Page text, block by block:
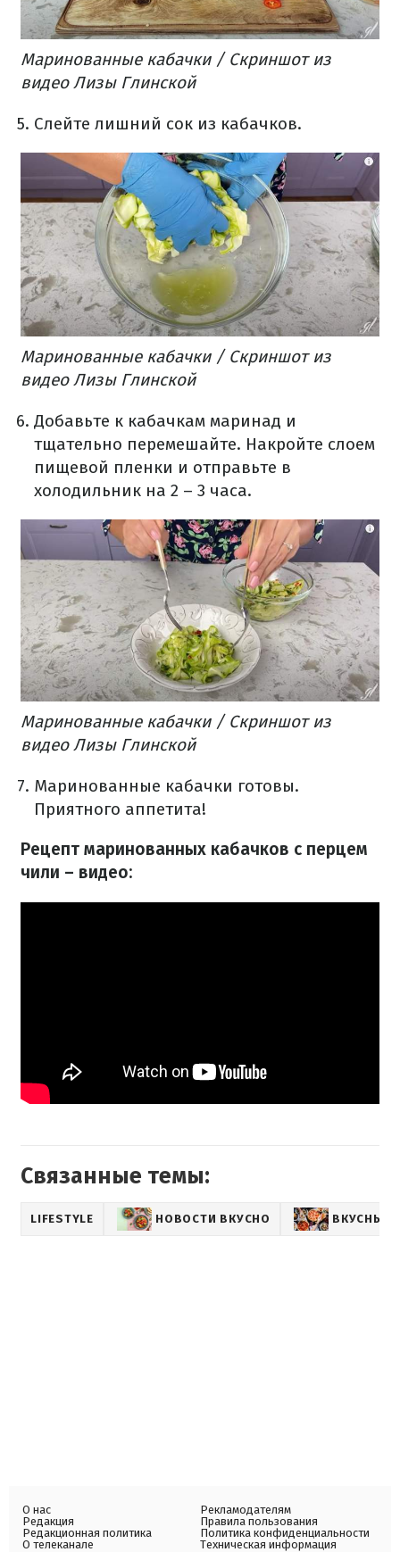
Маринованные кабачки / Скриншот из
видео Лизы Глинской
Слейте лишний сок из кабачков.
Маринованные кабачки / Скриншот из
видео Лизы Глинской
Добавьте к кабачкам маринад и
тщательно перемешайте. Накройте слоем
пищевой пленки и отправьте в
холодильник на 2 – 3 часа.
Маринованные кабачки / Скриншот из
видео Лизы Глинской
Маринованные кабачки готовы.
Приятного аппетита!
Рецепт маринованных кабачков с перцем
чили – видео:
Связанные темы:
LIFESTYLE НОВОСТИ ВКУСНО ВКУСНЫЕ
О нас
Редакция
Редакционная политика
О телеканале
Рекламодателям
Правила пользования
Политика конфиденциальности
Техническая информация